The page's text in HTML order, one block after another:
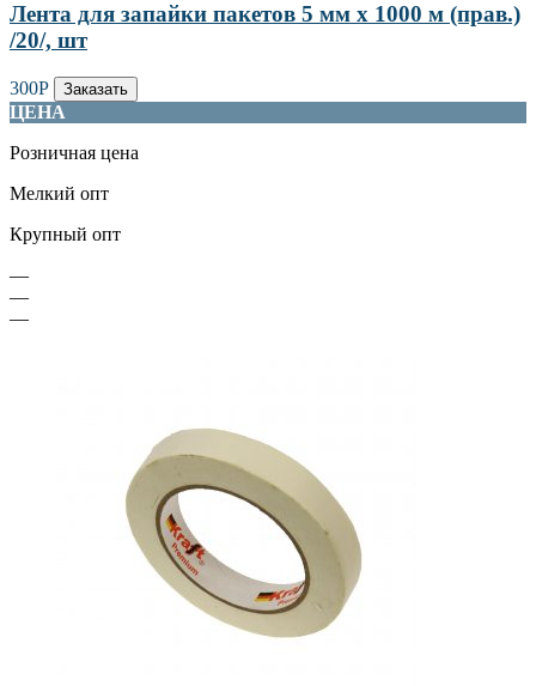
Лента для запайки пакетов 5 мм х 1000 м (прав.)
/20/, шт
300Р Заказать
ЦЕНА
Розничная цена
Мелкий опт
Крупный опт
—
—
—